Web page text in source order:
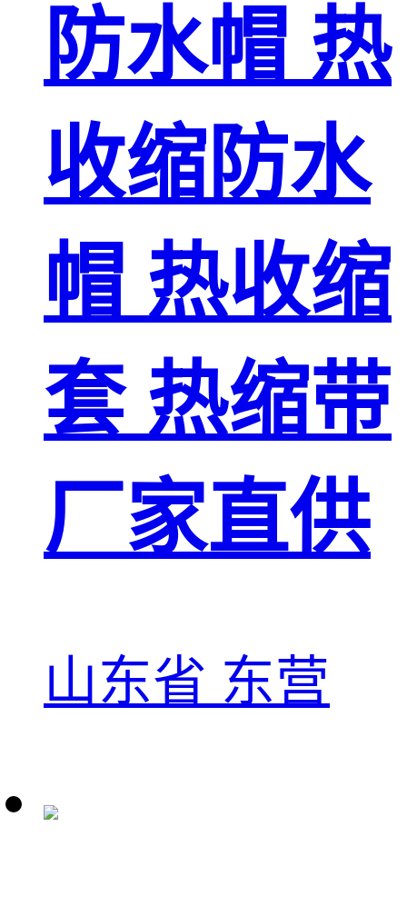
防水帽 热
收缩防水
帽 热收缩
套 热缩带
厂家直供
山东省 东营